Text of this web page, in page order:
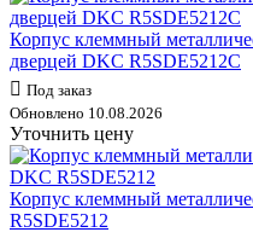
Корпус клеммный
дверцей DKC R5SDE5212C
Под заказ
Обновлено 10.08.2026
Уточнить цену
Корпус клеммный
R5SDE5212